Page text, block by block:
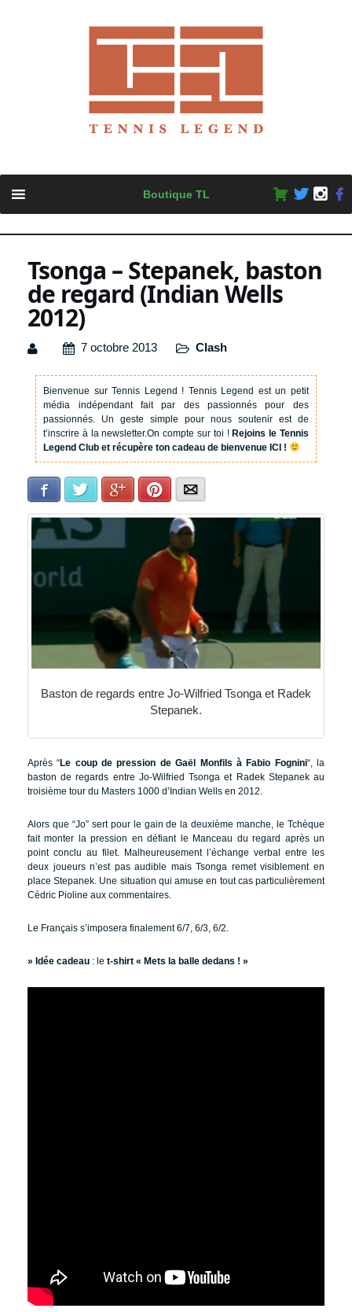
content
Boutique TL
Tsonga – Stepanek, baston
de regard (Indian Wells
2012)
7 octobre 2013 Clash
Bienvenue sur Tennis Legend ! Tennis Legend est un petit
média indépendant fait par des passionnés pour des
passionnés. Un geste simple pour nous soutenir est de
t’inscrire à la newsletter.On compte sur toi !Rejoins le Tennis
Legend Club et récupère ton cadeau de bienvenue ICI !
Facebook Twitter Google+Pinterest
Baston de regards entre Jo-Wilfried Tsonga et Radek
Stepanek.
Après “Le coup de pression de Gaël Monfils à Fabio Fognini“, la
baston de regards entre Jo-Wilfried Tsonga et Radek Stepanek au
troisième tour du Masters 1000 d’Indian Wells en 2012.
Alors que “Jo” sert pour le gain de la deuxième manche, le Tchèque
fait monter la pression en défiant le Manceau du regard après un
point conclu au filet. Malheureusement l’échange verbal entre les
deux joueurs n’est pas audible mais Tsonga remet visiblement en
place Stepanek. Une situation qui amuse en tout cas particulièrement
Cédric Pioline aux commentaires.
Le Français s’imposera finalement 6/7, 6/3, 6/2.
» Idée cadeau : le t-shirt « Mets la balle dedans ! »